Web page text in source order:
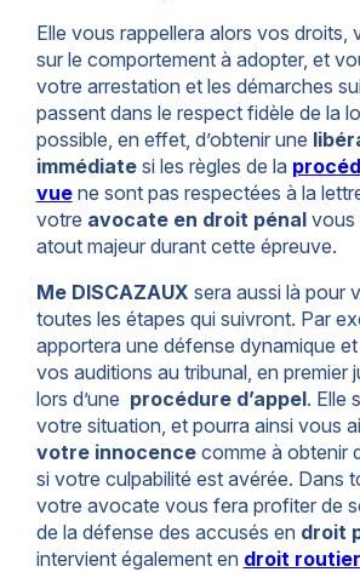
Elle vous rappellera alors vos droits,
sur le comportement à adopter, et
votre arrestation et les démarches
passent dans le respect fidèle de la
possible, en effet, d’obtenir une
immédiatesi les règles de la
vuene sont pas respectées à la
votre avocate en droit pénalvous
atout majeur durant cette épreuve.
Me DISCAZAUX sera aussi là pour
toutes les étapes qui suivront. Par
apportera une défense dynamique
vos auditions au tribunal, en premier
lors d’une procédure d’appel. Elle
votre situation, et pourra ainsi vous
votre innocencecomme à obtenir
si votre culpabilité est avérée. Dans
votre avocate vous fera profiter de
de la défense des accusés en droit
intervient également en droit routier